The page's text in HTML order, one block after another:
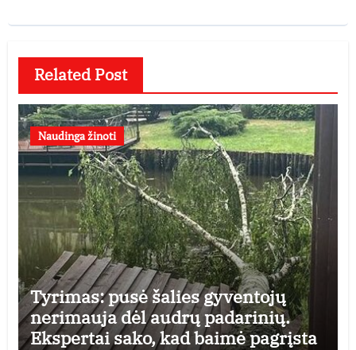
Related Post
Naudinga žinoti
Tyrimas: pusė šalies gyventojų
nerimauja dėl audrų padarinių.
Ekspertai sako, kad baimė pagrįsta